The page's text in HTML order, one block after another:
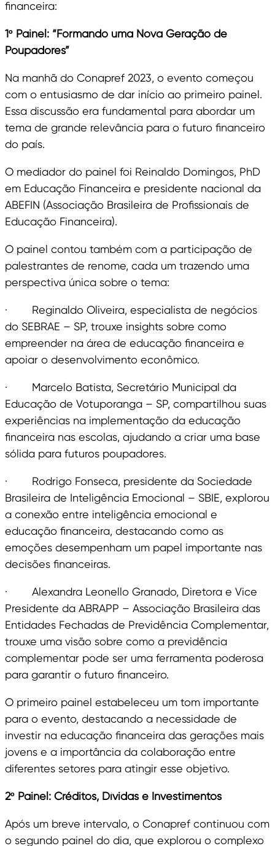
financeira:
1º Painel: “Formando uma Nova Geração de
Poupadores”
Na manhã do Conapref 2023, o evento começou
com o entusiasmo de dar início ao primeiro painel.
Essa discussão era fundamental para abordar um
tema de grande relevância para o futuro financeiro
do país.
O mediador do painel foi Reinaldo Domingos, PhD
em Educação Financeira e presidente nacional da
ABEFIN (Associação Brasileira de Profissionais de
Educação Financeira).
O painel contou também com a participação de
palestrantes de renome, cada um trazendo uma
perspectiva única sobre o tema:
· Reginaldo Oliveira, especialista de negócios
do SEBRAE – SP, trouxe insights sobre como
empreender na área de educação financeira e
apoiar o desenvolvimento econômico.
· Marcelo Batista, Secretário Municipal da
Educação de Votuporanga – SP, compartilhou suas
experiências na implementação da educação
financeira nas escolas, ajudando a criar uma base
sólida para futuros poupadores.
· Rodrigo Fonseca, presidente da Sociedade
Brasileira de Inteligência Emocional – SBIE, explorou
a conexão entre inteligência emocional e
educação financeira, destacando como as
emoções desempenham um papel importante nas
decisões financeiras.
· Alexandra Leonello Granado, Diretora e Vice
Presidente da ABRAPP – Associação Brasileira das
Entidades Fechadas de Previdência Complementar,
trouxe uma visão sobre como a previdência
complementar pode ser uma ferramenta poderosa
para garantir o futuro financeiro.
O primeiro painel estabeleceu um tom importante
para o evento, destacando a necessidade de
investir na educação financeira das gerações mais
jovens e a importância da colaboração entre
diferentes setores para atingir esse objetivo.
2º Painel: Créditos, Dívidas e Investimentos
Após um breve intervalo, o Conapref continuou com
o segundo painel do dia, que explorou o complexo